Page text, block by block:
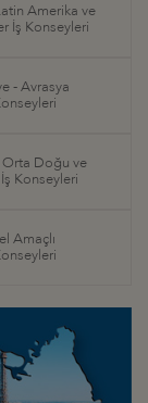
Amerika ve
İş Konseyleri
- Avrasya
Orta Doğu ve
Konseyleri
Amaçlı